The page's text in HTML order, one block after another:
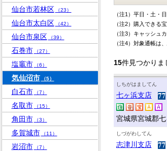
（注1）平日・土・
（注2）購入できる
（注3）キャッシュ
（注4）対象通帳は
15件見つかりま
しちがはましてん
七ヶ浜支店
宮城県宮城郡
しづがわしてん
志津川支店
仙台市若林区 （23）
仙台市太白区 （42）
仙台市泉区 （39）
石巻市 （27）
塩竈市 （6）
気仙沼市 （5）
白石市 （7）
名取市 （15）
角田市 （3）
多賀城市 （11）
岩沼市 （7）